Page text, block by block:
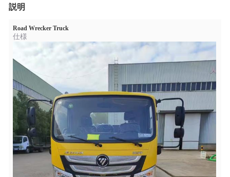
説明
Road Wrecker Truck
仕様